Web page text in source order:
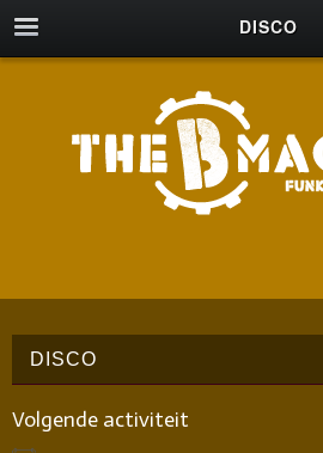
DISCO
DISCO
Volgende activiteit